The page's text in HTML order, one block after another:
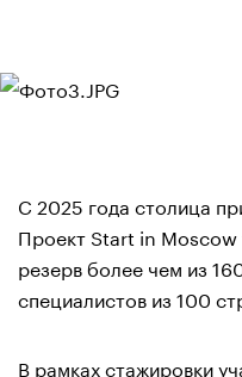
С 2025 года столица
Проект Start in
резерв более чем из
специалистов из 100
В рамках стажировки